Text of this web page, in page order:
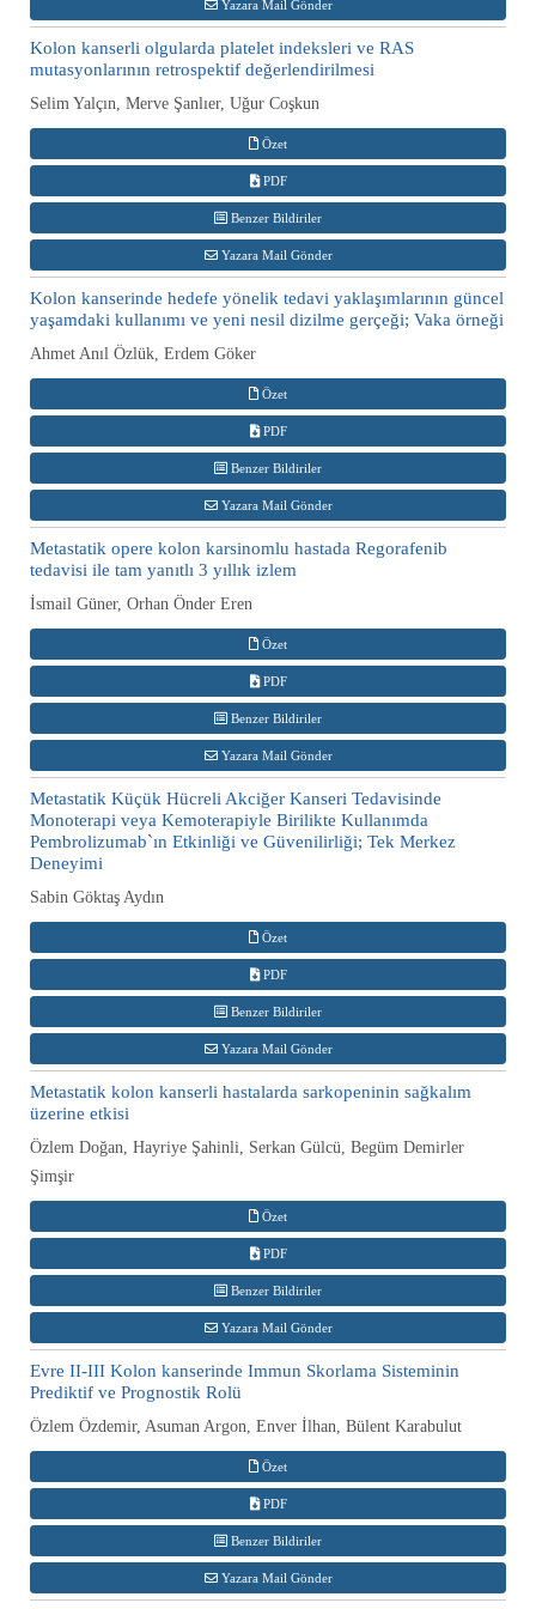
Yazara Mail Gönder
Kolon kanserli olgularda platelet indeksleri ve RAS
mutasyonlarının retrospektif değerlendirilmesi
Selim Yalçın, Merve Şanlıer, Uğur Coşkun
Özet
PDF
Benzer Bildiriler
Yazara Mail Gönder
Kolon kanserinde hedefe yönelik tedavi yaklaşımlarının güncel
yaşamdaki kullanımı ve yeni nesil dizilme gerçeği; Vaka örneği
Ahmet Anıl Özlük, Erdem Göker
Özet
PDF
Benzer Bildiriler
Yazara Mail Gönder
Metastatik opere kolon karsinomlu hastada Regorafenib
tedavisi ile tam yanıtlı 3 yıllık izlem
İsmail Güner, Orhan Önder Eren
Özet
PDF
Benzer Bildiriler
Yazara Mail Gönder
Metastatik Küçük Hücreli Akciğer Kanseri Tedavisinde
Monoterapi veya Kemoterapiyle Birilikte Kullanımda
Pembrolizumab`ın Etkinliği ve Güvenilirliği; Tek Merkez
Deneyimi
Sabin Göktaş Aydın
Özet
PDF
Benzer Bildiriler
Yazara Mail Gönder
Metastatik kolon kanserli hastalarda sarkopeninin sağkalım
üzerine etkisi
Özlem Doğan, Hayriye Şahinli, Serkan Gülcü, Begüm Demirler
Şimşir
Özet
PDF
Benzer Bildiriler
Yazara Mail Gönder
Evre II-III Kolon kanserinde Immun Skorlama Sisteminin
Prediktif ve Prognostik Rolü
Özlem Özdemir, Asuman Argon, Enver İlhan, Bülent Karabulut
Özet
PDF
Benzer Bildiriler
Yazara Mail Gönder